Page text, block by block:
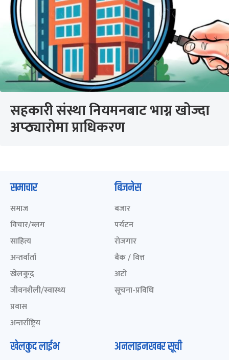
सहकारी संस्था नियमनबाट भाग्न खोज्दा
अप्ठ्यारोमा प्राधिकरण
समाचार
समाज
विचार/ब्लग
साहित्य
अन्तर्वार्ता
खेलकुद़़
जीवनशैली/स्वास्थ्य
प्रवास
अन्तर्राष्ट्रिय
बिजनेस
बजार
पर्यटन
रोजगार
बैंक / वित्त
अटो
सूचना-प्रविधि
खेलकुद लाईभ अनलाइनखबर सूची